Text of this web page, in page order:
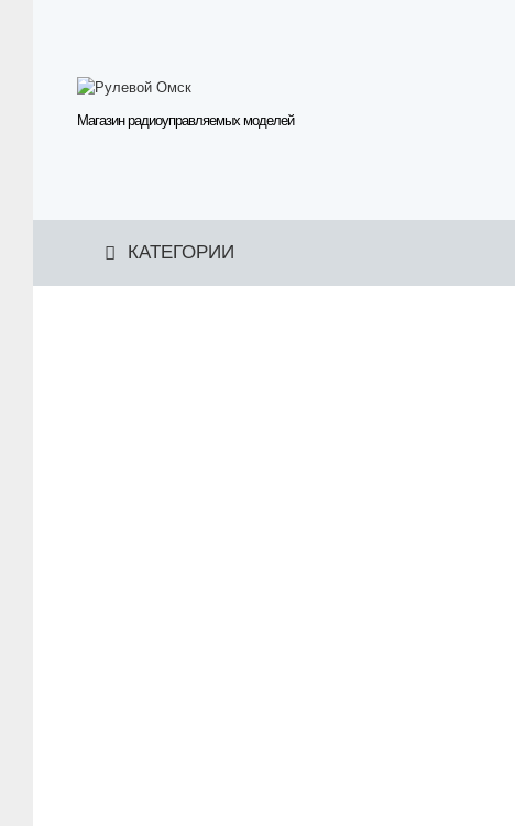
Магазин радиоуправляемых моделей
КАТЕГОРИИ